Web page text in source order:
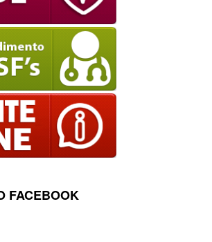
FACEBOOK